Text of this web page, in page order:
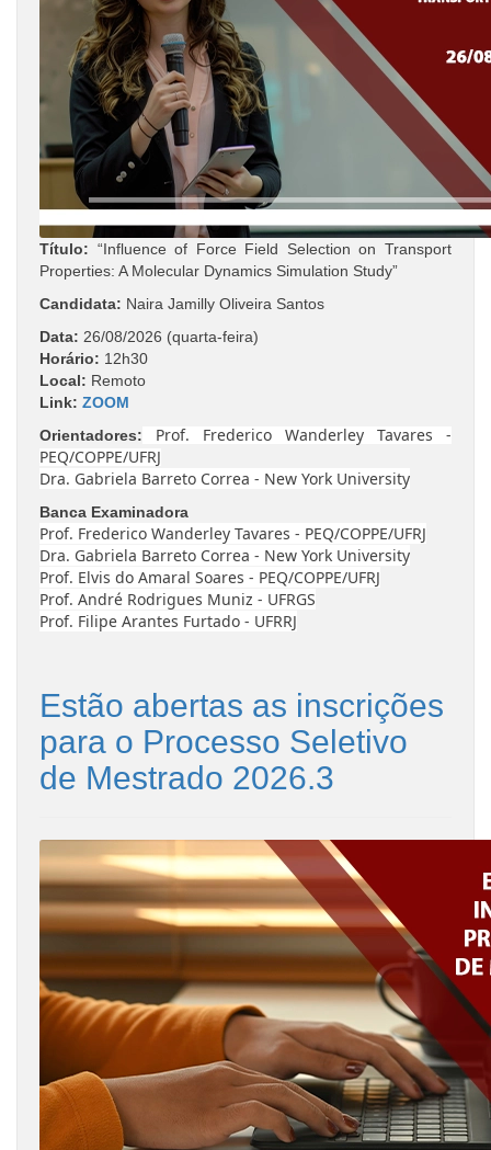
Título: “Influence of Force Field Selection on Transport
Properties: A Molecular Dynamics Simulation Study”
Candidata: Naira Jamilly Oliveira Santos
Data: 26/08/2026 (quarta-feira)
Horário: 12h30
Local: Remoto
Link: ZOOM
Orientadores:
Prof. Frederico Wanderley Tavares -
PEQ/COPPE/UFRJ
Dra. Gabriela Barreto Correa - New York University
Banca Examinadora
Prof. Frederico Wanderley Tavares - PEQ/COPPE/UFRJ
Dra. Gabriela Barreto Correa - New York University
Prof. Elvis do Amaral Soares - PEQ/COPPE/UFRJ
Prof. André Rodrigues Muniz - UFRGS
Prof. Filipe Arantes Furtado - UFRRJ
Estão abertas as inscrições
para o Processo Seletivo
de Mestrado 2026.3